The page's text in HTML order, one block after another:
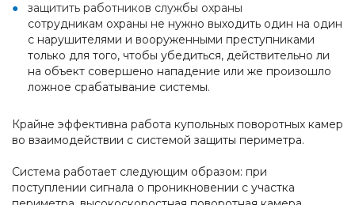
защитить работников службы охраны
сотрудникам охраны не нужно выходить один на один
с нарушителями и вооруженными преступниками
только для того, чтобы убедиться, действительно ли
на объект совершено нападение или же произошло
ложное срабатывание системы.
Крайне эффективна работа купольных поворотных камер
во взаимодействии с системой защиты периметра.
Система работает следующим образом: при
поступлении сигнала о проникновении с участка